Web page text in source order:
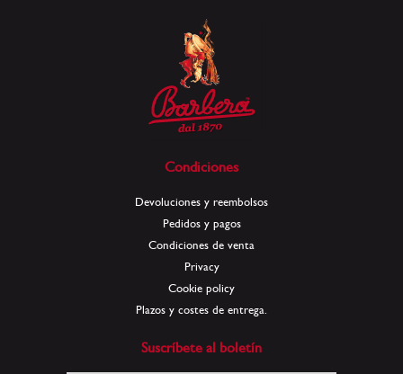
Condiciones
Devoluciones y reembolsos
Pedidos y pagos
Condiciones de venta
Privacy
Cookie policy
Plazos y costes de entrega.
Suscríbete al boletín